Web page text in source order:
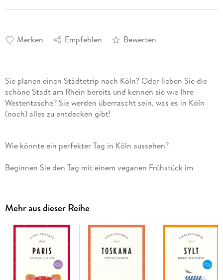
Merken Empfehlen Bewerten
Sie planen einen Städtetrip nach Köln? Oder lieben Sie die
schöne Stadt am Rhein bereits und kennen sie wie Ihre
Westentasche? Sie werden überrascht sein, was es in Köln
(noch) alles zu entdecken gibt!
Wie könnte ein perfekter Tag in Köln aussehen?
Beginnen Sie den Tag mit einem veganen Frühstück im
tief unter der Erde hinab. Stärken Sie sich im bevorzugten
Restaurant des Kochshow-Pioniers Alfred Biolek, genießen
Sie das beste Eis und die leckerste Pizza, erkunden Sie
versteckte Plätze, Parks und Theater, gruseln Sie sich in
einem uralten Kreuzgang und singen Sie aus Leibeskräften
kölsche Lieder. Besuchen Sie eine Fernsehshow, lassen Sie
sich überraschen von Rembrandts Comedy-Seite, bewundern
Mehr aus dieser Reihe